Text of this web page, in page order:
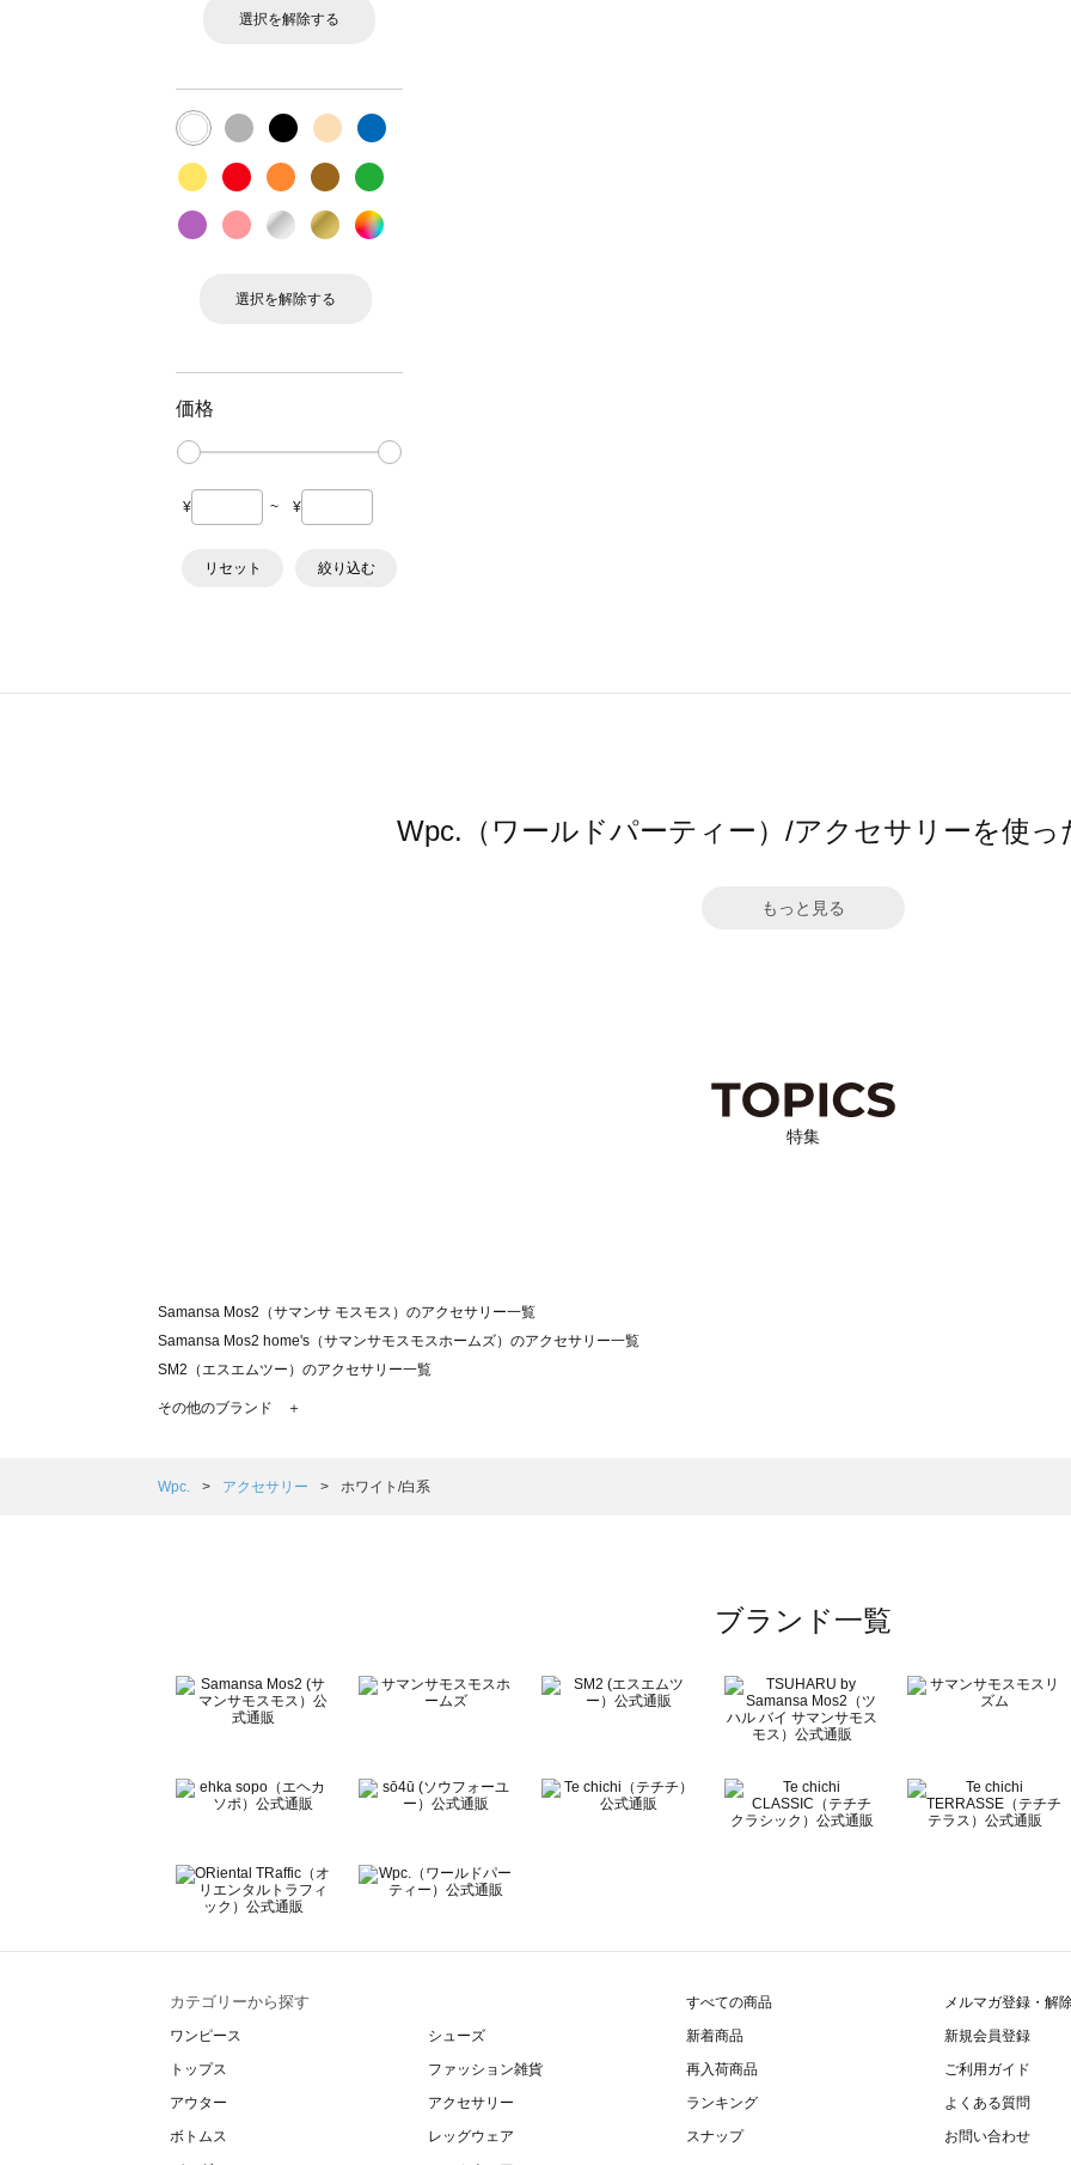
選択を解除する
選択を解除する
価格
¥ ~ ¥
リセット 絞り込む
Wpc.（ワールドパーティー）/アクセサリーを使
もっと見る
特集
Samansa Mos2（サマンサ モスモス）のアクセサリー一覧
Samansa Mos2 home's（サマンサモスモスホームズ）のアクセサリー一覧
SM2（エスエムツー）のアクセサリー一覧
TSUHARU by Samansa Mos2（ツハルバイサマンサモスモス）のアクセサリー一覧
Samansa Mos2 Lagom（サマンサモスモス ラーゴム）のアクセサリー一覧
BETTY'S BLUE（べティーズブルー）のアクセサリー一覧
Wpc.（ワールドパーティー）のアクセサリー一覧
その他のブランド ＋
Wpc. アクセサリー ホワイト/白系
ブランド一覧
カテゴリーから探す
ワンピース
トップス
アウター
ボトムス
シューズ
ファッション雑貨
アクセサリー
レッグウェア
すべての商品
新着商品
再入荷商品
ランキング
スナップ
メルマガ登録・解
新規会員登録
ご利用ガイド
よくある質問
お問い合わせ